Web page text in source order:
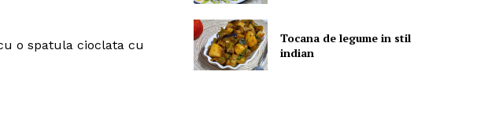
o spatula cioclata cu
Tocana de legume in stil
indian